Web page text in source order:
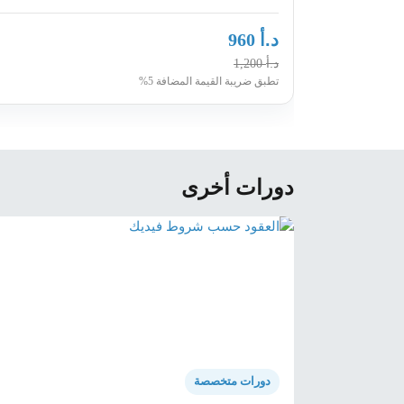
د.أ
د.أ1,200
تطبق ضريبة القيمة المضافة 5%
دورات أخرى
دورات متخصصة